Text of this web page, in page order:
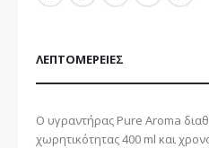
ΛΕΠΤΟΜΈΡΕΙΕΣ
Ο υγραντήρας Pure Aroma
χωρητικότητας 400 ml και